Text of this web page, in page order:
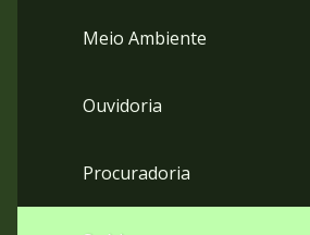
Meio Ambiente
Ouvidoria
Procuradoria